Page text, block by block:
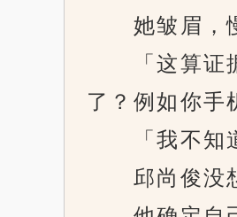
她皱眉，慢
「这算证据
了？例如你手
「我不知道
邱尚俊没想